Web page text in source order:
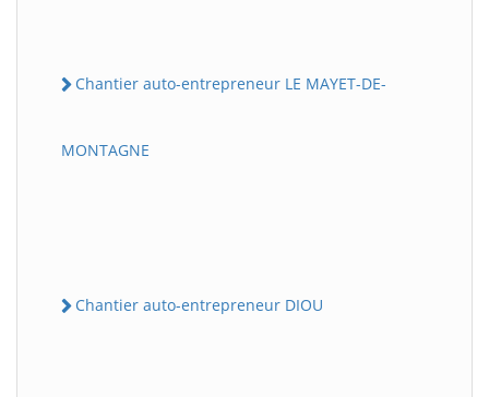
Chantier auto-entrepreneur LE MAYET-DE-
MONTAGNE
Chantier auto-entrepreneur DIOU